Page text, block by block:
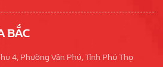
BẮC
4, Phường Vân Phú, Tỉnh Phú Thọ